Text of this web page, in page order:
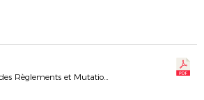
Commission Régionale des Règlements et Mutations